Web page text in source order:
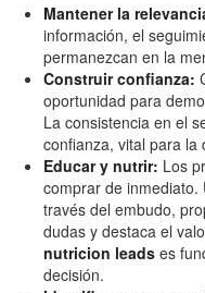
Mantener la
información, el
permanezcan en la
Construir confianza:
oportunidad para
La consistencia en el
confianza, vital para la
Educar y nutrir: Los
comprar de inmediato.
través del embudo,
dudas y destaca el
nutricion leads es
decisión.